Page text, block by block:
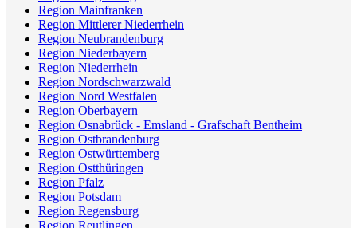
Region Mainfranken
Region Mittlerer Niederrhein
Region Neubrandenburg
Region Niederbayern
Region Niederrhein
Region Nordschwarzwald
Region Nord Westfalen
Region Oberbayern
Region Osnabrück - Emsland - Grafschaft Bentheim
Region Ostbrandenburg
Region Ostwürttemberg
Region Ostthüringen
Region Pfalz
Region Potsdam
Region Regensburg
Region Reutlingen